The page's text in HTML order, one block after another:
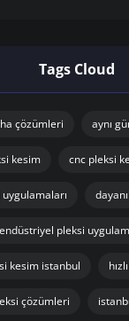
Tags Cloud
çözümleri aynı
kesim cnc pleksi
endüstriyel pleksi
kesim istanbul
çözümleri